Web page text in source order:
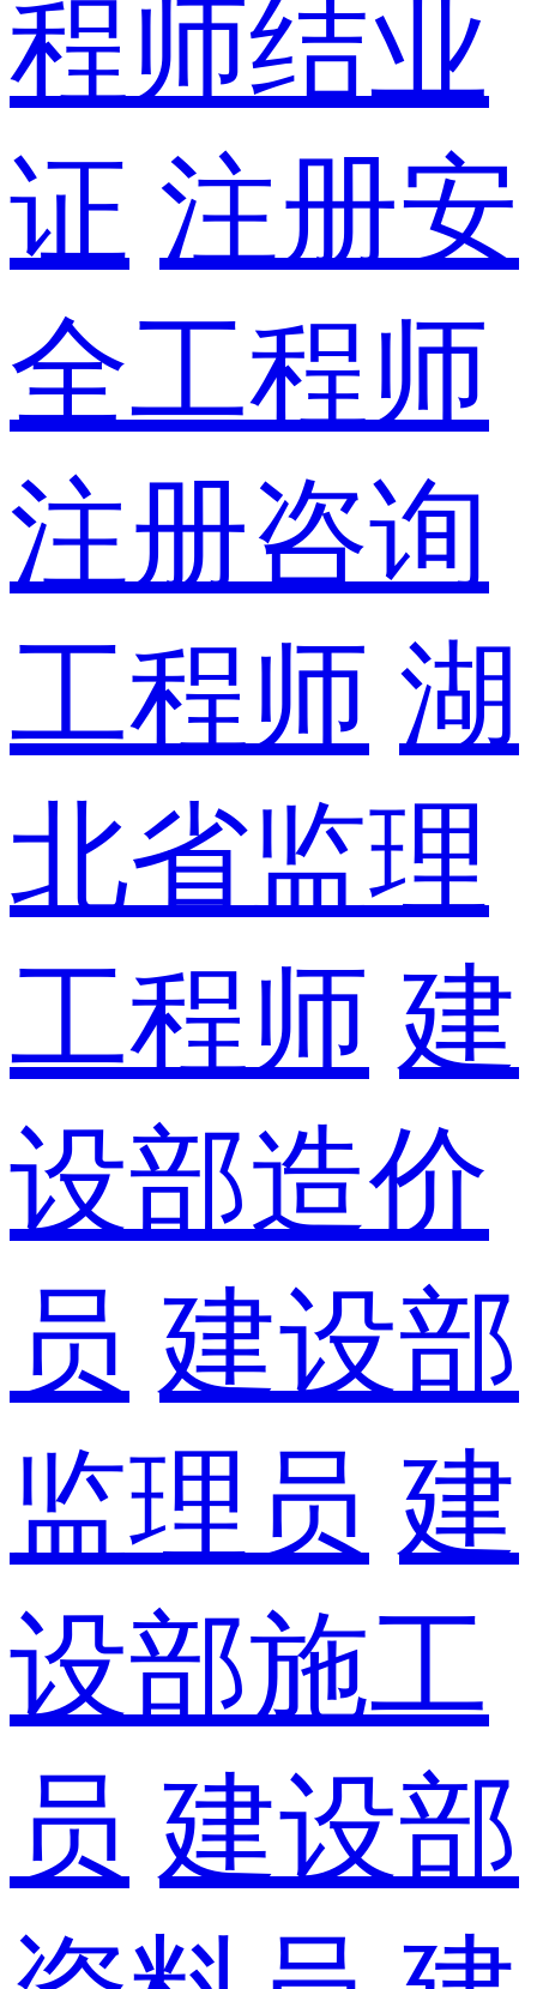
程师结业
证 注册安
全工程师
注册咨询
工程师 湖
北省监理
工程师 建
设部造价
员 建设部
监理员 建
设部施工
员 建设部